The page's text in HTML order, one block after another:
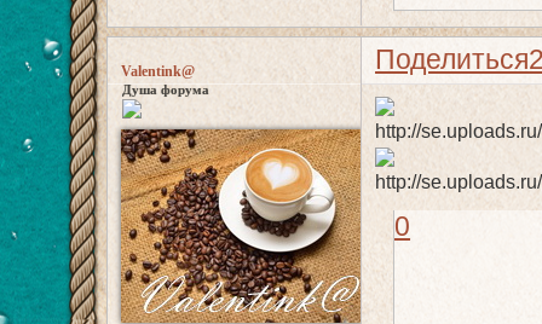
Поделиться
Valentink@
Душа форума
0